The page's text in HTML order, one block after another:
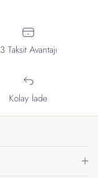
3 Taksit Avantajı
Kolay İade